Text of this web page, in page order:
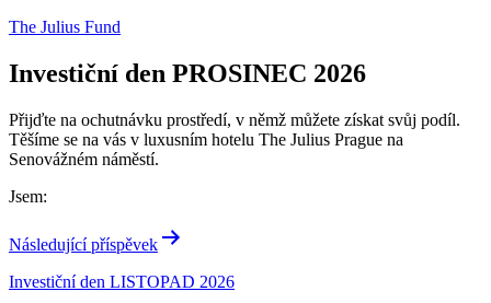
Přejít
obsahu
The Julius Fund
Investiční den PROSINEC 2026
Přijďte na ochutnávku prostředí, v němž můžete získat svůj podíl.
Těšíme se na vás v luxusním hotelu The Julius Prague na
Senovážném náměstí.
Jsem:
Navigace
příspěvek
Následující příspěvek
Investiční den LISTOPAD 2026